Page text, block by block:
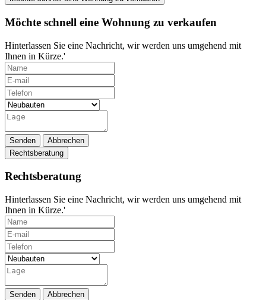
Möchte schnell eine Wohnung zu verkaufen
Hinterlassen Sie eine Nachricht, wir werden uns umgehend mit
Ihnen in Kürze.'
Senden
Abbrechen
Rechtsberatung
Rechtsberatung
Hinterlassen Sie eine Nachricht, wir werden uns umgehend mit
Ihnen in Kürze.'
Senden
Abbrechen